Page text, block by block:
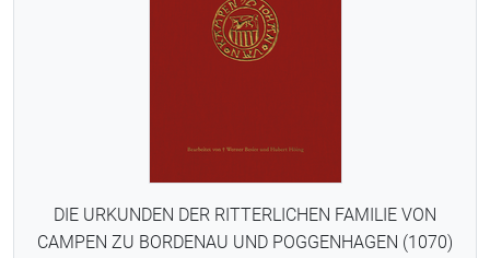
DIE URKUNDEN DER RITTERLICHEN FAMILIE VON
CAMPEN ZU BORDENAU UND POGGENHAGEN (1070)